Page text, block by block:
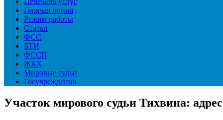
Горячая линия
Режим работы
Статьи
ФСС
БТИ
ФССП
ЖКХ
Мировые судьи
Госучреждения
Участок мирового судьи Тихвина: